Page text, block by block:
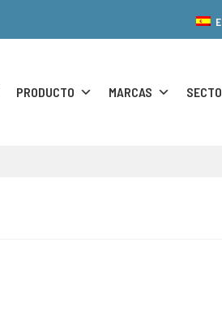
PRODUCTO MARCAS